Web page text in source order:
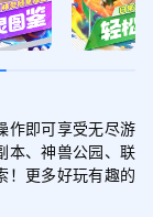
作即可享受无尽游
本、神兽公园、联
！更多好玩有趣的